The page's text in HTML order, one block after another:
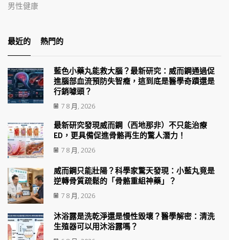
男性健康
最近的 熱門的
藍色小藥丸能救大腦？最新研究：威而鋼通過促
進腦部血流預防失智癥，這到底是醫學奇蹟還是
行銷噱頭？
7 8 月, 2026
最新研究發現威而鋼（西地那非）不只能治療
ED，更具備促進骨骼再生的驚人潛力！
7 8 月, 2026
威而鋼只能壯陽？科學家驚天發現：小藍丸竟是
逆轉骨質疏鬆的「骨骼重組神藥」？
7 8 月, 2026
沐浴露是洗乾淨還是慢性毀壞？醫學解密：清洗
生殖器可以用沐浴露嗎？